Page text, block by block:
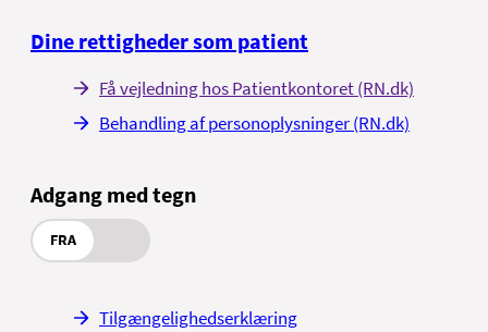
Dine rettigheder som patient
Få vejledning hos Patientkontoret (RN.dk)
Behandling af personoplysninger (RN.dk)
Adgang med tegn
FRA
Tilgængelighedserklæring